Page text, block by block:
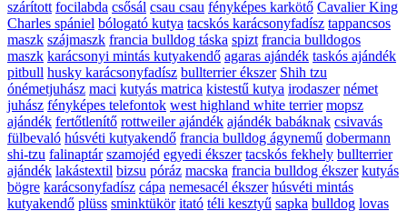
szárított focilabda csősál csau csau fényképes karkötő Cavalier King
Charles spániel bólogató kutya tacskós karácsonyfadísz tappancsos
maszk szájmaszk francia bulldog táska spizt francia bulldogos
maszk karácsonyi mintás kutyakendő agaras ajándék taskós ajándék
pitbull husky karácsonyfadísz bullterrier ékszer Shih tzu
ónémetjuhász maci kutyás matrica kistestű kutya irodaszer német
juhász fényképes telefontok west highland white terrier mopsz
ajándék fertőtlenítő rottweiler ajándék ajándék babáknak csivavás
fülbevaló húsvéti kutyakendő francia bulldog ágynemű dobermann
shi-tzu falinaptár szamojéd egyedi ékszer tacskós fekhely bullterrier
ajándék lakástextil bizsu póráz macska francia bulldog ékszer kutyás
bögre karácsonyfadísz cápa nemesacél ékszer húsvéti mintás
kutyakendő plüss sminktükör itató téli kesztyű sapka bulldog lovas